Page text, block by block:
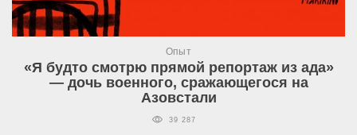
Опыт
«Я будто смотрю прямой репортаж из ада»
— дочь военного, сражающегося на
Азовстали
39 287